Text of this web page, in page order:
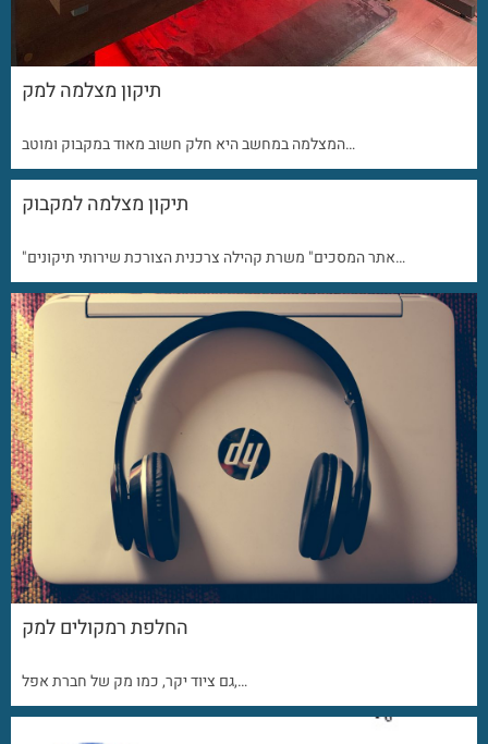
תיקון מצלמה למק
המצלמה במחשב היא חלק חשוב מאוד במקבוק ומוטב…
תיקון מצלמה למקבוק
"אתר המסכים" משרת קהילה צרכנית הצורכת שירותי תיקונים…
החלפת רמקולים למק
גם ציוד יקר, כמו מק של חברת אפל,…